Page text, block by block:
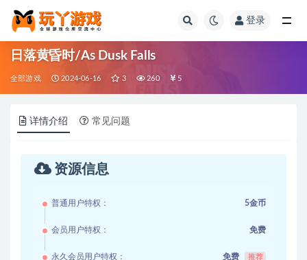
登录
日落黄昏时/As Dusk Falls
全部游戏 2024-06-16 3 260 5
详情介绍 常见问题
资源信息
普通用户特权： 5金币
会员用户特权： 免费
永久会员用户特权： 免费 推荐